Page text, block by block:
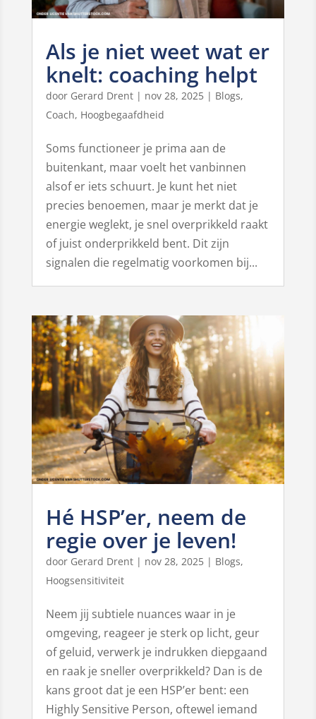
Als je niet weet wat er
knelt: coaching helpt
door Gerard Drent| nov 28, 2025| Blogs,
Coach, Hoogbegaafdheid
Soms functioneer je prima aan de
buitenkant, maar voelt het vanbinnen
alsof er iets schuurt. Je kunt het niet
precies benoemen, maar je merkt dat je
energie weglekt, je snel overprikkeld raakt
of juist onderprikkeld bent. Dit zijn
signalen die regelmatig voorkomen bij...
Hé HSP’er, neem de
regie over je leven!
door Gerard Drent| nov 28, 2025| Blogs,
Hoogsensitiviteit
Neem jij subtiele nuances waar in je
omgeving, reageer je sterk op licht, geur
of geluid, verwerk je indrukken diepgaand
en raak je sneller overprikkeld? Dan is de
kans groot dat je een HSP’er bent: een
Highly Sensitive Person, oftewel iemand